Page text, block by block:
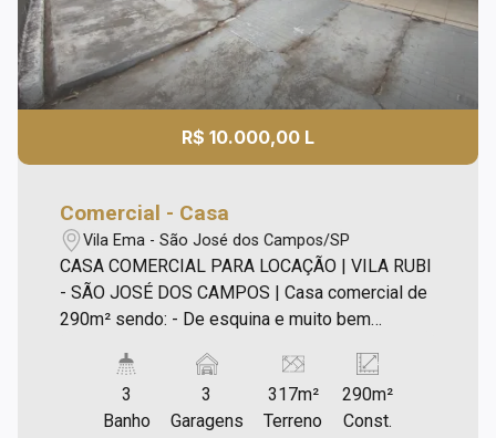
R$ 10.000,00 L
Comercial - Casa
Vila Ema - São José dos Campos/SP
CASA COMERCIAL PARA LOCAÇÃO | VILA RUBI
- SÃO JOSÉ DOS CAMPOS | Casa comercial de
290m² sendo: - De esquina e muito bem
bem amplas; - 02 banheiros; - 03 vagas de
garagens. Nos fundos possui: - 03 salas; - 01
banheiro; - Área de serviço. Localizada na Vila
3
Banho
3
Garagens
317m²
Terreno
290m²
Const.